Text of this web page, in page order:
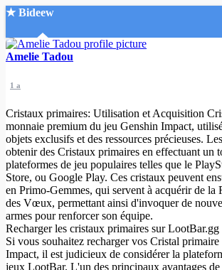
★ Bideew
Accueil
Recherche Avancée
Mon compte
Connexion
Créer un compte
Mode nuit
Amelie Tadou
1 a
Cristaux primaires: Utilisation et Acquisition
monnaie premium du jeu Genshin Impact,
objets exclusifs et des ressources précieuses.
obtenir des Cristaux primaires en effectuant un
plateformes de jeu populaires telles que le
Store, ou Google Play. Ces cristaux peuvent
en Primo-Gemmes, qui servent à acquérir de la
des Vœux, permettant ainsi d'invoquer de
armes pour renforcer son équipe.
Recharger les cristaux primaires sur LootBar.gg
Si vous souhaitez recharger vos Cristal
Impact, il est judicieux de considérer la
jeux LootBar. L'un des principaux avantages